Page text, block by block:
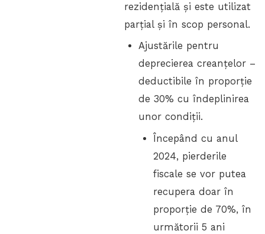
rezidențială și este utilizat
parțial și în scop personal.
Ajustările pentru
deprecierea creanțelor –
deductibile în proporție
de 30% cu îndeplinirea
unor condiții.
Începând cu anul
2024, pierderile
fiscale se vor putea
recupera doar în
proporție de 70%, în
următorii 5 ani